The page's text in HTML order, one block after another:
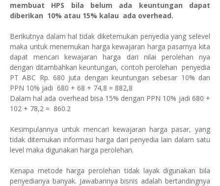
membuat HPS bila belum ada keuntungan dapat
diberikan 10% atau 15% kalau ada overhead.
Berikutnya dalam hal tidak diketemukan penyedia yang selevel
maka untuk menemukan harga kewajaran harga pasarnya kita
dapat mencari kewajaran harga dari nilai perolehan nya
dengan ditambahkan keuntungan, contoh perolehan penyedia
PT ABC Rp. 680 juta dengan keuntungan sebesar 10% dan
PPN 10% jadi 680 + 68 + 74,8 = 882,8
Dalam hal ada overhead bisa 15% dengan PPN 10% jadi 680 +
102 + 78,2 = 860.2
Kesimpulannya untuk mencari kewajaran harga pasar, yang
tidak ditemukan informasi harga dari penyedia lain dalam satu
level maka digunakan harga perolehan.
Kenapa metode harga perolehan tidak layak digunakan bila
penyedianya banyak. Jawabannya bisnis adalah bertandingnya